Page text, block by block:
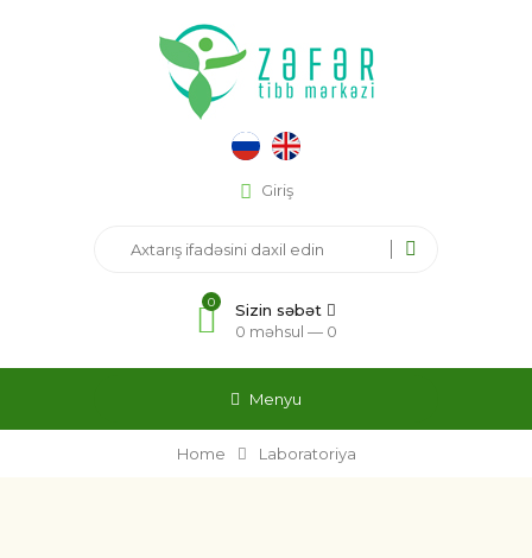
Giriş
0
Sizin səbət
0 məhsul — 0
Menyu
Home Laboratoriya